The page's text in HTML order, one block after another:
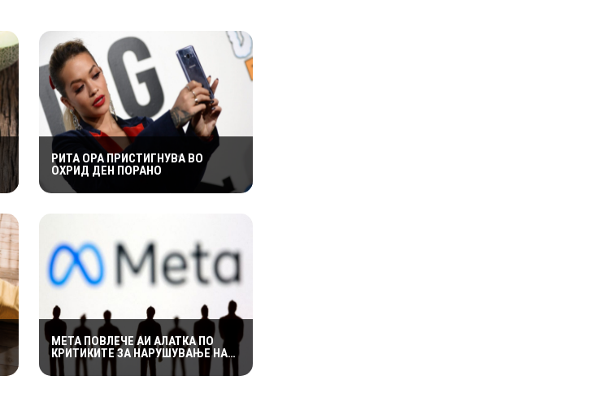
РИТА ОРА ПРИСТИГНУВА ВО
ОХРИД ДЕН ПОРАНО
МЕТА ПОВЛЕЧЕ АИ АЛАТКА ПО
КРИТИКИТЕ ЗА НАРУШУВАЊЕ НА
ПРИВАТНОСТА НА КОРИСНИЦИТЕ